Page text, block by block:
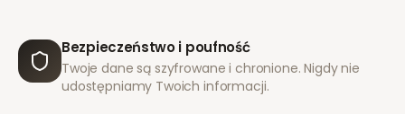
Bezpieczeństwo i poufność
Twoje dane są szyfrowane i chronione. Nigdy nie
udostępniamy Twoich informacji.